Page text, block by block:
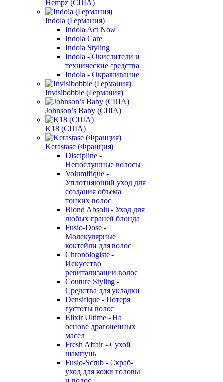
Hempz (США)
Indola (Германия)
Indola Act Now
Indola Care
Indola Styling
Indola - Окислители и
технические средства
Indola - Окрашивание
Invisibobble (Германия)
Johnson’s Baby (США)
K18 (США)
Kerastase (Франция)
Discipline -
Непослушные волосы
Volumifique -
Уплотняющий уход для
создания объема
тонких волос
Blond Absolu - Уход для
любых граней блонда
Fusio-Dose -
Молекулярные
коктейли для волос
Chronologiste -
Искусство
ревитализации волос
Couture Styling -
Средства для укладки
Densifique - Потеря
густоты волос
Elixir Ultime - На
основе драгоценных
масел
Fresh Affair - Сухой
шампунь
Fusio-Scrub - Скраб-
уход для кожи головы
и волос